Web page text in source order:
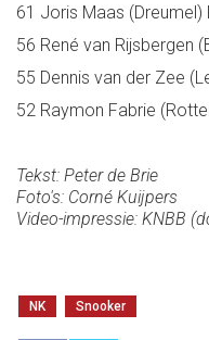
61 Joris Maas (Dreumel)
56 René van Rijsbergen
55 Dennis van der Zee
52 Raymon Fabrie
Tekst: Peter de Brie
Foto's: Corné Kuijpers
Video-impressie: KNBB
NK Snooker